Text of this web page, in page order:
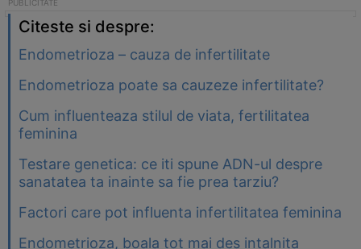
Citeste si despre:
Endometrioza – cauza de infertilitate
Endometrioza poate sa cauzeze infertilitate?
Cum influenteaza stilul de viata, fertilitatea
feminina
Testare genetica: ce iti spune ADN-ul despre
sanatatea ta inainte sa fie prea tarziu?
Factori care pot influenta infertilitatea feminina
Endometrioza, boala tot mai des intalnita